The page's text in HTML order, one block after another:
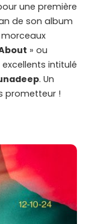
une première
de son album
» ou
excellents intitulé
. Un
prometteur !